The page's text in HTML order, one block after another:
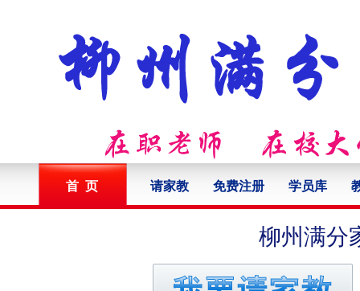
首 页 请家教 免费注册 学员库
柳州满分